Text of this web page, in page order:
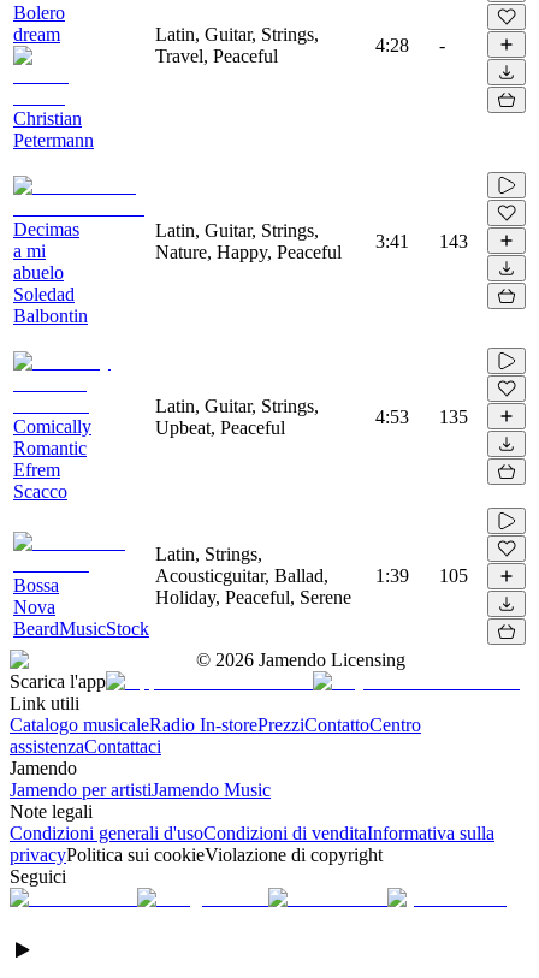
Bolero
dream
Christian
Petermann
Latin, Guitar, Strings,
Travel, Peaceful
4:28 -
Decimas
a mi
abuelo
Soledad
Balbontin
Latin, Guitar, Strings,
Nature, Happy, Peaceful
3:41 143
Comically
Romantic
Efrem
Scacco
Latin, Guitar, Strings,
Upbeat, Peaceful
4:53 135
Bossa
Nova
BeardMusicStock
Latin, Strings,
Acousticguitar, Ballad,
Holiday, Peaceful, Serene
1:39 105
© 2026 Jamendo Licensing
Scarica l'app
Link utili
Catalogo musicaleRadio In-storePrezziContattoCentro
assistenzaContattaci
Jamendo
Jamendo per artistiJamendo Music
Note legali
Condizioni generali d'usoCondizioni di venditaInformativa sulla
privacyPolitica sui cookieViolazione di copyright
Seguici